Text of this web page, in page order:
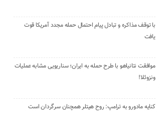
با توقف مذاکره و تبادل پیام احتمال حمله مجدد آمریکا قوت
یافت
موافقت نتانیاهو با طرح حمله به ایران؛ سناریویی مشابه عملیات
ونزوئلا!
کنایه مادورو به ترامپ: روح هیتلر همچنان سرگردان است